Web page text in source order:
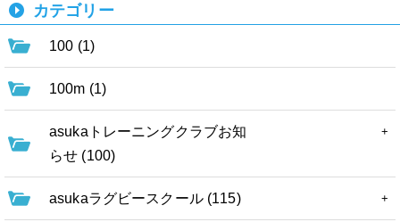
カテゴリー
100 (1)
100m (1)
asukaトレーニングクラブお知
らせ (100)
asukaラグビースクール (115)